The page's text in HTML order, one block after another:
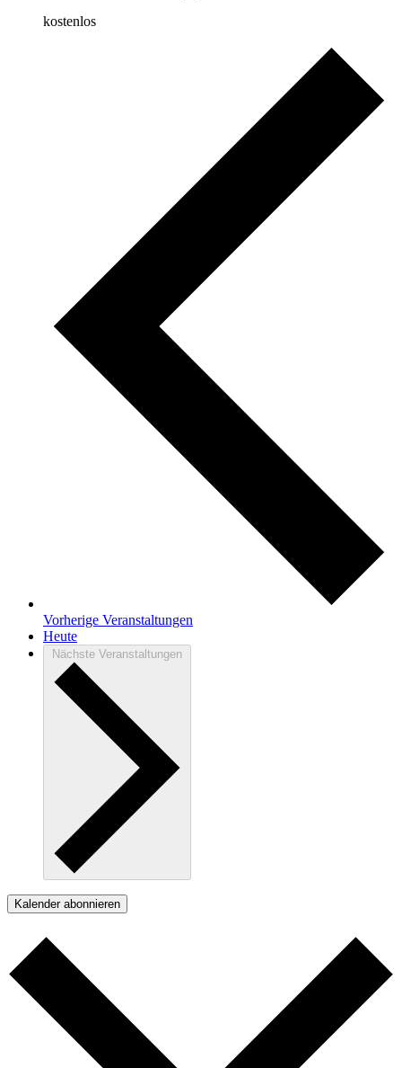
kostenlos
Vorherige Veranstaltungen
Heute
Nächste Veranstaltungen
Kalender abonnieren